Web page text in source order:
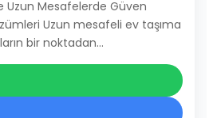
Uzun Mesafelerde Güven
Uzun mesafeli ev taşıma
bir noktadan…